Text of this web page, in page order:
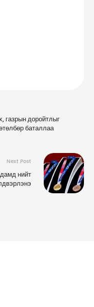
газрын доройтлыг
баталлаа
Next Post
нийт